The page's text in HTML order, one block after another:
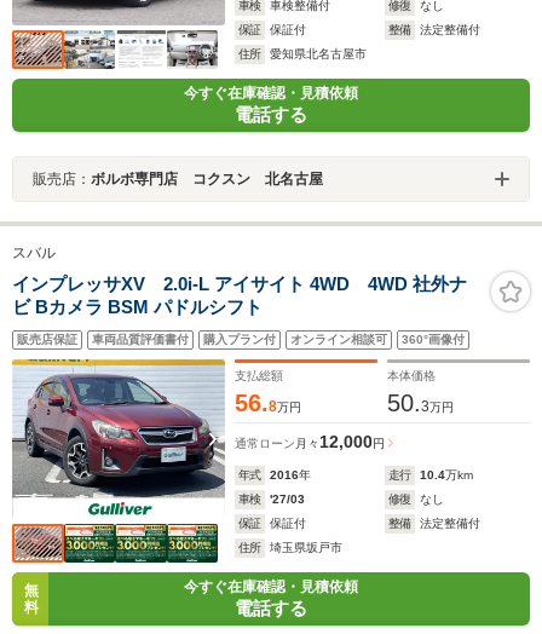
車検 車検整備付 修復
なし
保証
保証付 整備
法定整備付
住所
愛知県北名古屋市
今すぐ在庫確認・見積依頼
電話する
販売店： ボルボ専門店 コクスン 北名古屋
スバル
インプレッサXV 2.0i-L アイサイト 4WD 4WD 社外ナ
ビ Bカメラ BSM パドルシフト
販売店保証 車両品質評価書付 購入プラン付 オンライン相談可 360°画像付
支払総額
56.8万円
本体価格
50.3万円
通常ローン 月々12,000円
年式 2016年 走行 10.4万km
車検
'27/03 修復
なし
保証
保証付 整備
法定整備付
住所
埼玉県坂戸市
無
料
今すぐ在庫確認・見積依頼
電話する